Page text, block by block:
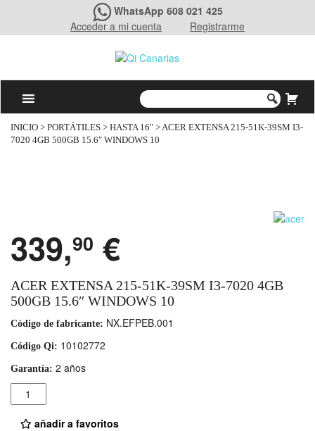
WhatsApp 608 021 425
Acceder a mi cuenta
Registrarme
INICIO > PORTÁTILES > HASTA 16" > ACER EXTENSA 215-51K-39SM I3-
7020 4GB 500GB 15.6″ WINDOWS 10
339,90 €
ACER EXTENSA 215-51K-39SM I3-7020 4GB
500GB 15.6″ WINDOWS 10
Código de fabricante: NX.EFPEB.001
Código Qi: 10102772
Garantía: 2 años
Cantidad
añadir a favoritos